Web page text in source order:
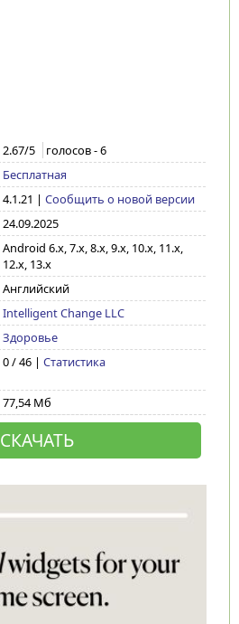
2.67/5 голосов -6
Бесплатная
4.1.21 | Сообщить о новой версии
24.09.2025
Android 6.x, 7.x, 8.x, 9.x, 10.x, 11.x,
12.x, 13.x
Английский
Intelligent Change LLC
Здоровье
0 / 46 | Статистика
77,54 Мб
СКАЧАТЬ